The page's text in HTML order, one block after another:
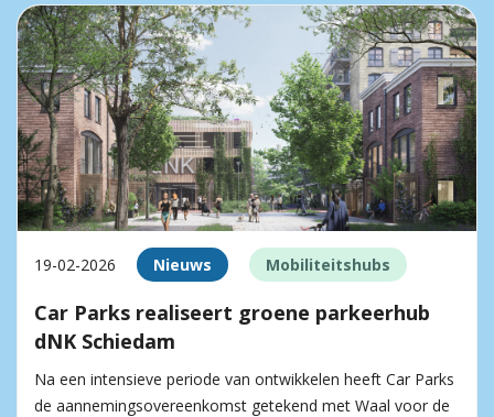
19-02-2026 Nieuws Mobiliteitshubs
Car Parks realiseert groene parkeerhub
dNK Schiedam
Na een intensieve periode van ontwikkelen heeft Car Parks
de aannemingsovereenkomst getekend met Waal voor de